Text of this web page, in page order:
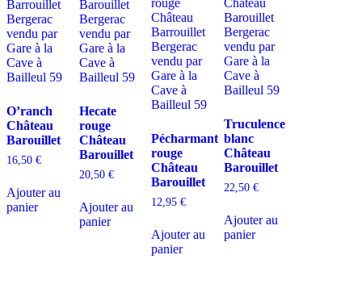
O’ranch
Château
Barouillet
16,50 €
Ajouter au
panier
Hecate
rouge
Château
Barouillet
20,50 €
Ajouter au
panier
Pécharmant
rouge
Château
Barouillet
12,95€
Ajouter au
panier
Truculence
blanc
Château
Barouillet
22,50 €
Ajouter au
panier